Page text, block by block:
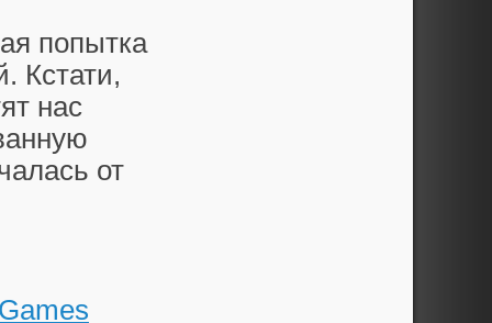
попытка
Кстати,
нас
от